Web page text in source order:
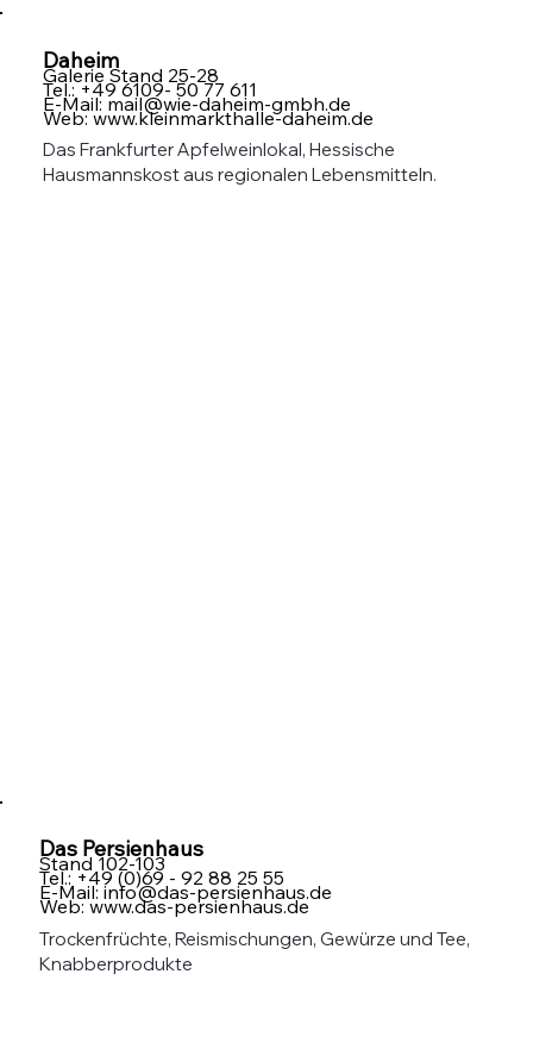
Daheim
Galerie Stand 25-28
Tel.: +49 6109- 50 77 611
E-Mail:mail@wie-daheim-gmbh.de
Web:www.kleinmarkthalle-daheim.de
Das Frankfurter Apfelweinlokal, Hessische
Hausmannskost aus regionalen Lebensmitteln.
Das Persienhaus
Stand 102-103
Tel.: +49 (0)69 - 92 88 25 55
E-Mail:info@das-persienhaus.de
Web:www.das-persienhaus.de
Trockenfrüchte, Reismischungen, Gewürze und Tee,
Knabberprodukte